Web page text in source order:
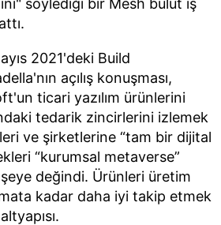
söylediği bir Mesh bulut iş
2021'deki Build
açılış konuşması,
ticari yazılım ürünlerini
tedarik zincirlerini izlemek
ve şirketlerine “tam bir dijital
“kurumsal metaverse”
şeye değindi. Ürünleri üretim
kadar daha iyi takip etmek